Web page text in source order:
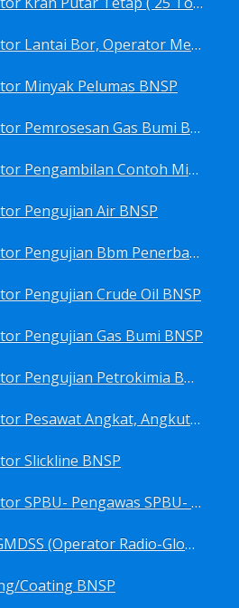
Sertifikasi Operator Lantai Bor, Operator Menara Bor, Juru Bor, Ahli Pengendali Pengeboran BNSP
Minyak Pelumas BNSP
Sertifikasi Operator Pemrosesan Gas Bumi BNSP
Sertifikasi Operator Pengambilan Contoh Minyak Bumi, Gas Bumi, Bbm- Bbn- Pelumas, Udara, Limbah, Air BNSP
Pengujian Air BNSP
Sertifikasi Operator Pengujian Bbm Penerbangan Dan Non Penerbangan BNSP
Pengujian Crude Oil BNSP
Pengujian Gas Bumi BNSP
Sertifikasi Operator Pengujian Petrokimia BNSP
Sertifikasi Operator Pesawat Angkat, Angkut Dan Juru Ikat Beban BNSP
Slickline BNSP
Sertifikasi Operator SPBU- Pengawas SPBU- Teknisi SPBU- Teknisi Service Station SPBU BNSP
Sertifikasi ORU-GMDSS (Operator Radio-Global Maritime Distress&Safety System) BNSP
Coating BNSP